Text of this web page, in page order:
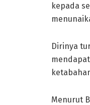
kepada
Dirinya
Menurut